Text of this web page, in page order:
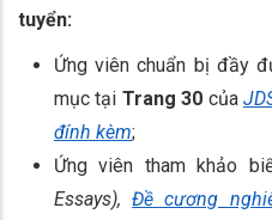
tuyển:
Ứng viên chuẩn bị đầy
mục tại Trang 30 của
đính kèm;
Ứng viên tham khảo
Essays),Đề cương